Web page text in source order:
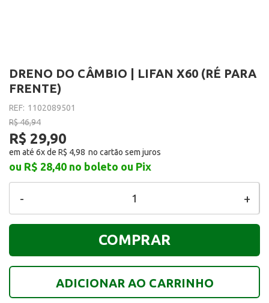
DRENO DO CÂMBIO | LIFAN X60 (RÉ PARA
FRENTE)
REF: 1102089501
R$ 46,94
R$ 29,90
em até 6x de R$ 4,98
ou R$ 28,40 no boleto ou Pix
+
-
ADICIONAR AO CARRINHO
COMPRAR